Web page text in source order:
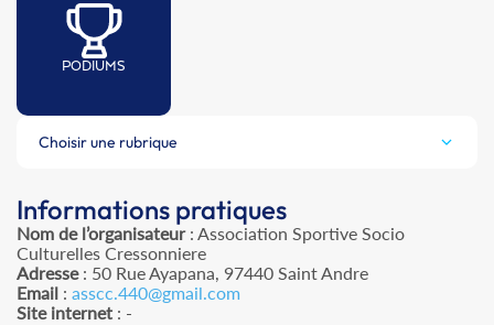
PODIUMS
Choisir une rubrique
Informations pratiques
Nom de l’organisateur: Association Sportive Socio
Culturelles Cressonniere
Adresse: 50 Rue Ayapana, 97440 Saint Andre
Email : asscc.440@gmail.com
Site internet : -